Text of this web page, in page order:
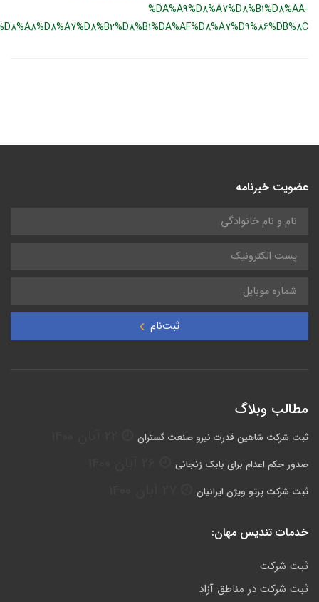
%DA%A9%D8%A7%D8%B1%D8%AA-
%D8%A8%D8%A7%D8%B2%D8%B1%DA%AF%D8%A7%D9%86%DB%8C
عضویت خبرنامه
ثبت‌نام
مطالب وبلاگ
ثبت شرکت شاهین قدرت نیرو صنعت گستران
صدور حکم اعدام برای بابک زنجانی
ثبت شرکت پرتو ویژن ایرانیان
خدمات تندیس مهان:
ثبت شرکت
ثبت شرکت در مناطق آزاد